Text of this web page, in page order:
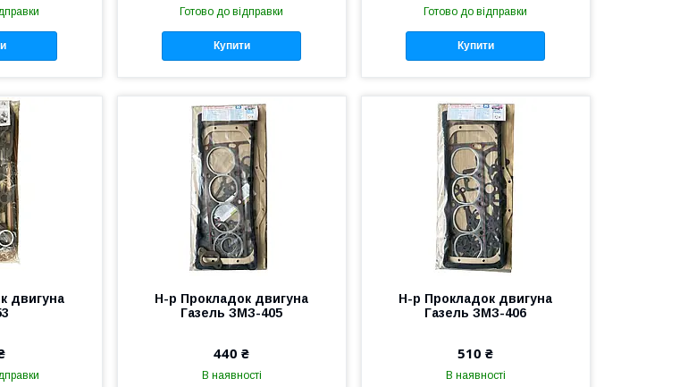
Готово до відправки
Купити
Готово до відправки
Купити
двигуна
Н-р Прокладок двигуна
Газель ЗМЗ-405
440 ₴
В наявності
Н-р Прокладок двигуна
Газель ЗМЗ-406
510 ₴
В наявності